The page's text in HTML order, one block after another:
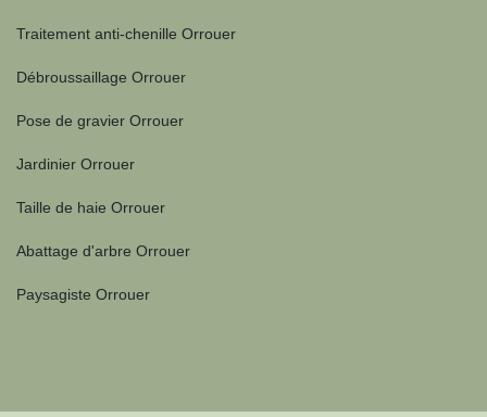
Traitement anti-chenille Orrouer
Débroussaillage Orrouer
Pose de gravier Orrouer
Jardinier Orrouer
Taille de haie Orrouer
Abattage d'arbre Orrouer
Paysagiste Orrouer